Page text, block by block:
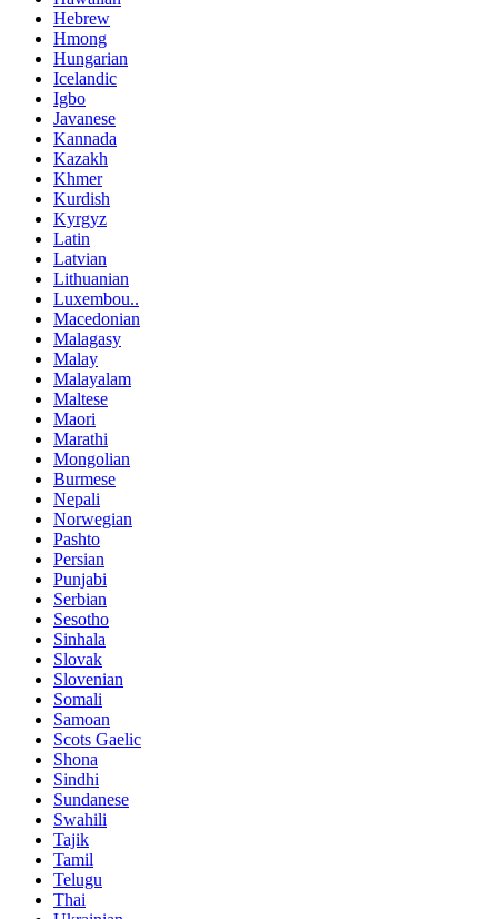
Hebrew
Hmong
Hungarian
Icelandic
Igbo
Javanese
Kannada
Kazakh
Khmer
Kurdish
Kyrgyz
Latin
Latvian
Lithuanian
Luxembou..
Macedonian
Malagasy
Malay
Malayalam
Maltese
Maori
Marathi
Mongolian
Burmese
Nepali
Norwegian
Pashto
Persian
Punjabi
Serbian
Sesotho
Sinhala
Slovak
Slovenian
Somali
Samoan
Scots Gaelic
Shona
Sindhi
Sundanese
Swahili
Tajik
Tamil
Telugu
Thai